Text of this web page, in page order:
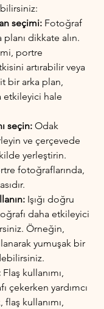
seçimi: Fotoğraf
dikkate alın.
portre
artırabilir veya
bir arka plan,
etkileyici hale
seçin: Odak
ve çerçevede
yerleştirin.
fotoğraflarında,
Işığı doğru
daha etkileyici
Örneğin,
yumuşak bir
Flaş kullanımı,
çekerken yardımcı
kullanımı,